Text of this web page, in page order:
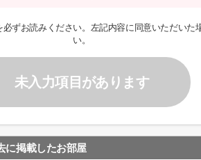
必ずお読みください。左記内容に同意いただいた
い。
未入力項目があります
に掲載したお部屋